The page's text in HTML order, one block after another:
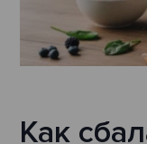
Как